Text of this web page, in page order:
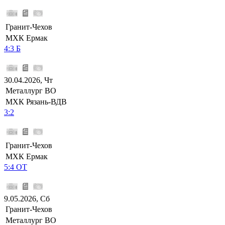
Гранит-Чехов
МХК Ермак
4:3 Б
30.04.2026, Чт
Металлург ВО
МХК Рязань-ВДВ
3:2
Гранит-Чехов
МХК Ермак
5:4 ОТ
9.05.2026, Сб
Гранит-Чехов
Металлург ВО